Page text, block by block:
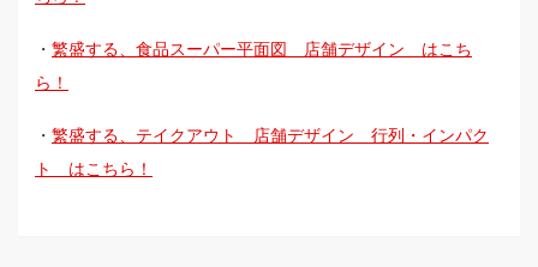
・ 繁盛する、食品スーパー平面図 店舗デザイン はこち
ら！
・ 繁盛する、テイクアウト 店舗デザイン 行列・インパク
ト はこちら！